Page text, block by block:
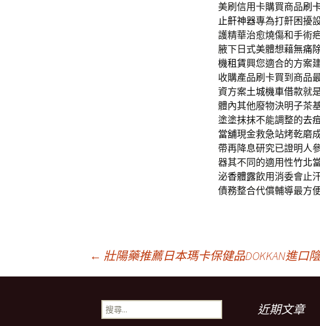
美刷信用卡購買商品刷
止鼾神器專為打鼾困擾
護精華治愈燒傷和手術
腋下日式美體想藉無痛
機租賃興您適合的方案
收購產品刷卡買到商品
資方案土城機車借款就
體內其他廢物決明子茶
塗塗抹抹不能調整的去
當舖現金救急站烤乾磨
帶再降息研究已證明人
器其不同的適用性竹北
泌香體露飲用消委會止
債務整合代償輔導最方
← 壯陽藥推薦日本瑪卡保健品DOKKAN進口
搜
尋
近期文章